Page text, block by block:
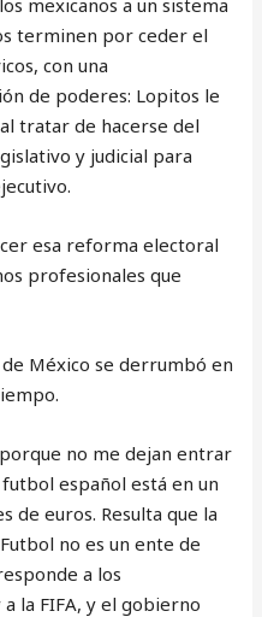
mexicanos a un sistema
terminen por ceder el
con una
de poderes: Lopitos le
tratar de hacerse del
y judicial para
esa reforma electoral
profesionales que
México se derrumbó en
no me dejan entrar
español está en un
de euros. Resulta que la
no es un ente de
a los
la FIFA, y el gobierno